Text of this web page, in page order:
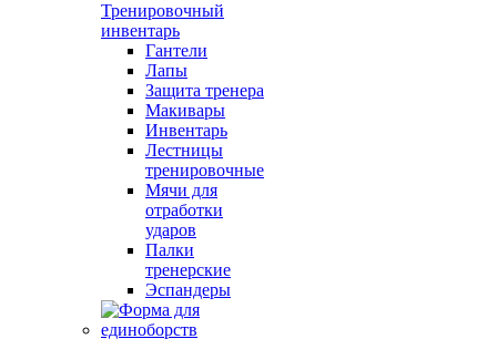
Тренировочный
инвентарь
Гантели
Лапы
Защита тренера
Макивары
Инвентарь
Лестницы
тренировочные
Мячи для
отработки
ударов
Палки
тренерские
Эспандеры